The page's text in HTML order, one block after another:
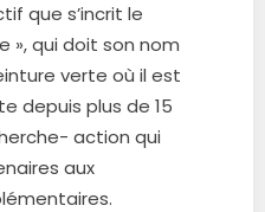
que s’incrit le
», qui doit son nom
verte où il est
depuis plus de 15
action qui
aux